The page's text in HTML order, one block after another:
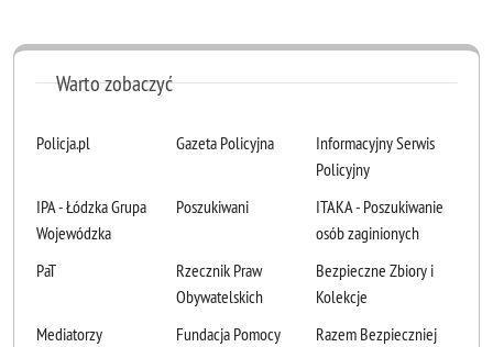
Warto zobaczyć
Policja.pl Gazeta Policyjna
Informacyjny Serwis
Policyjny
IPA - Łódzka Grupa
Wojewódzka
Poszukiwani
ITAKA - Poszukiwanie
osób zaginionych
PaT
Rzecznik Praw
Obywatelskich
Bezpieczne Zbiory i
Kolekcje
Mediatorzy
Fundacja Pomocy
Razem Bezpieczniej